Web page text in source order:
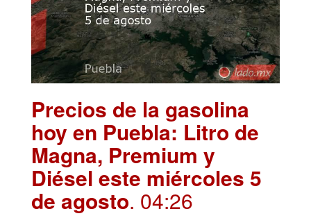
Precios de la gasolina
hoy en Puebla: Litro de
Magna, Premium y
Diésel este miércoles 5
de agosto. 04:26